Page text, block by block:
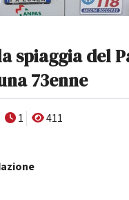
spiaggia del
73enne
1
411